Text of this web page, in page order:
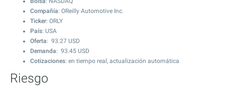
Compañía: OReilly Automotive Inc.
Ticker: ORLY
País: USA
Oferta: 93.27 USD
Demanda: 93.45 USD
Cotizaciones: en tiempo real, actualización automática
Riesgo